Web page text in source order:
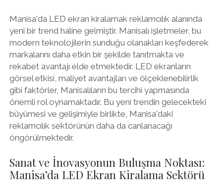
Manisa'da LED ekran kiralamak reklamcılık alanında
yeni bir trend haline gelmiştir. Manisalı işletmeler, bu
modern teknolojilerin sunduğu olanakları keşfederek
markalarını daha etkin bir şekilde tanıtmakta ve
rekabet avantajı elde etmektedir. LED ekranların
görsel etkisi, maliyet avantajları ve ölçeklenebilirlik
gibi faktörler, Manisalıların bu tercihi yapmasında
önemli rol oynamaktadır. Bu yeni trendin gelecekteki
büyümesi ve gelişimiyle birlikte, Manisa'daki
reklamcılık sektörünün daha da canlanacağı
öngörülmektedir.
Sanat ve İnovasyonun Buluşma Noktası:
Manisa’da LED Ekran Kiralama Sektörü